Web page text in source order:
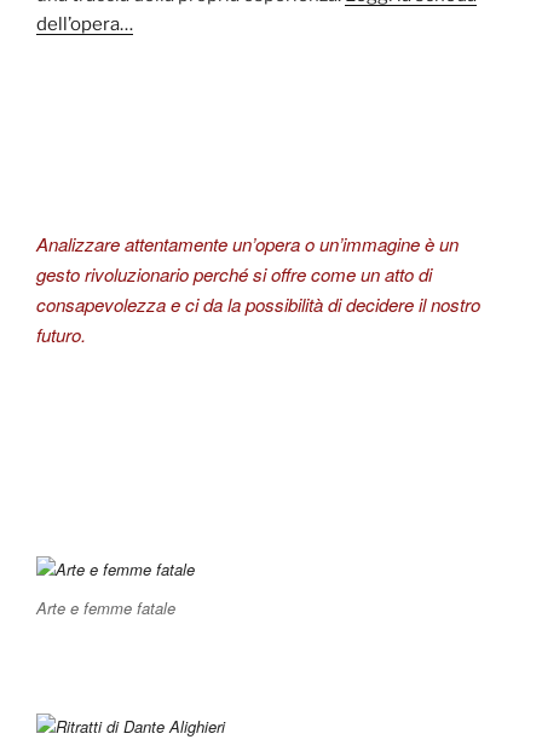
dell’opera…
Analizzare attentamente un’opera o un’immagine è un
gesto rivoluzionario perché si offre come un atto di
consapevolezza e ci da la possibilità di decidere il nostro
futuro.
Arte e femme fatale